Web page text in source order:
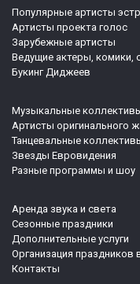
Популярные артисты
Артисты проекта голос
Зарубежные артисты
Ведущие актеры, комики,
Букинг Диджеев
Музыкальные
Артисты оригинального
Танцевальные
Звезды Евровидения
Разные программы и шоу
Аренда звука и света
Сезонные праздники
Дополнительные услуги
Организация праздников
Контакты